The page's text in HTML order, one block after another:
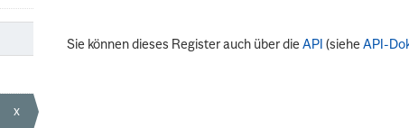
x
Sie können dieses Register auch über dieAPI (sieheAPI-